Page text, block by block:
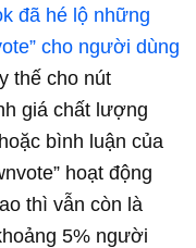
đã hé lộ những
cho người dùng
thế cho nút
giá chất lượng
bình luận của
hoạt động
thì vẫn còn là
5% người